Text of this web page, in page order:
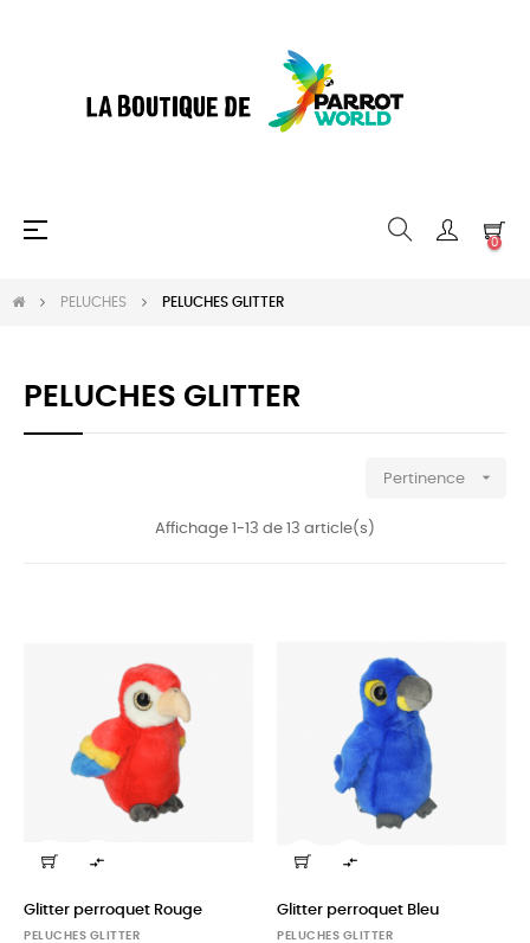
Basculer
☰
0
PELUCHES PELUCHES GLITTER
PELUCHES GLITTER
Pertinence 
Affichage 1-13 de 13 article(s)

Glitter perroquet Rouge
PELUCHES GLITTER

Glitter perroquet Bleu
PELUCHES GLITTER